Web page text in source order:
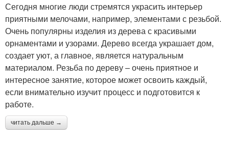
Сегодня многие люди стремятся украсить интерьер
приятными мелочами, например, элементами с резьбой.
Очень популярны изделия из дерева с красивыми
орнаментами и узорами. Дерево всегда украшает дом,
создает уют, а главное, является натуральным
материалом. Резьба по дереву – очень приятное и
интересное занятие, которое может освоить каждый,
если внимательно изучит процесс и подготовится к
работе.
читать дальше →